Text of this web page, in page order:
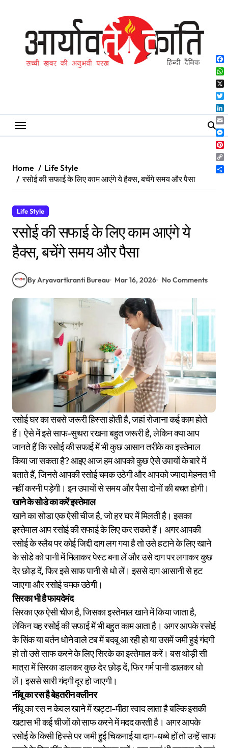
Home
Life Style
रसोई की सफाई के लिए काम आएंगे ये हैक्स, बचेंगे समय और पैसा
Life Style
रसोई की सफाई के लिए काम आएंगे ये
हैक्स, बचेंगे समय और पैसा
By Aryavartkranti Bureau Mar 16, 2026 No Comments
रसोई घर का सबसे जरूरी हिस्सा होती है, जहां रोजाना कई काम होते
हैं। ऐसे में इसे साफ-सुथरा रखना बहुत जरूरी है, लेकिन क्या आप
जानते हैं कि रसोई की सफाई में भी कुछ आसान तरीके का इस्तेमाल
किया जा सकता है? आइए आज हम आपको कुछ ऐसे उपायों के बारे में
बताते हैं, जिनसे आपकी रसोई चमक उठेगी और आपको ज्यादा मेहनत भी
नहीं करनी पड़ेगी। इन उपायों से समय और पैसा दोनों की बचत होगी।
खाने के सोडे का करें इस्तेमाल
खाने का सोडा एक ऐसी चीज है, जो हर घर में मिलती है। इसका
इस्तेमाल आप रसोई की सफाई के लिए कर सकते हैं। अगर आपकी
रसोई के स्लैब पर कोई जिद्दी दाग लग गया है तो उसे हटाने के लिए खाने
के सोडे को पानी में मिलाकर पेस्ट बना लें और उसे दाग पर लगाकर कुछ
देर छोड़ दें, फिर इसे साफ पानी से धो लें। इससे दाग आसानी से हट
जाएगा और रसोई चमक उठेगी।
सिरका भी है फायदेमंद
सिरका एक ऐसी चीज है, जिसका इस्तेमाल खाने में किया जाता है,
लेकिन यह रसोई की सफाई में भी बहुत काम आता है। अगर आपके रसोई
के सिंक या बर्तन धोने वाले टब में बदबू आ रही हो या उसमें जमी हुई गंदगी
हो तो उसे साफ करने के लिए सिरके का इस्तेमाल करें। बस थोड़ी सी
मात्रा में सिरका डालकर कुछ देर छोड़ दें, फिर गर्म पानी डालकर धो
लें। इससे सारी गंदगी दूर हो जाएगी।
नींबू का रस है बेहतरीन क्लीनर
नींबू का रस न केवल खाने में खट्टा-मीठा स्वाद लाता है बल्कि इसकी
खटास भी कई चीजों को साफ करने में मदद करती है। अगर आपके
रसोई के किसी हिस्से पर जमी हुई चिकनाई या दाग-धब्बे हों तो उन्हें साफ
X